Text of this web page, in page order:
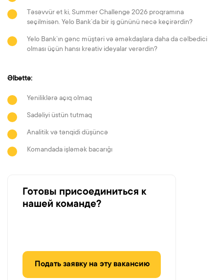
Təsəvvür et ki, Summer Challenge 2026 proqramına
seçilmisən. Yelo Bank`da bir iş gününü necə keçirərdin?
Yelo Bank`ın gənc müştəri və əməkdaşlara daha da cəlbedici
olması üçün hansı kreativ ideyalar verərdin?
Əlbəttə:
Yeniliklərə açıq olmaq
Sadəliyi üstün tutmaq
Analitik və tənqidi düşüncə
Komandada işləmək bacarığı
Готовы присоединиться к
нашей команде?
Подать заявку на эту вакансию